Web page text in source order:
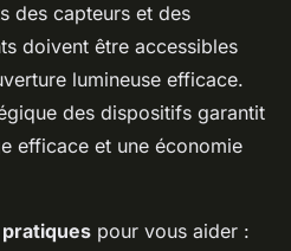
des capteurs et des
doivent être accessibles
lumineuse efficace.
des dispositifs garantit
efficace et une économie
pour vous aider :